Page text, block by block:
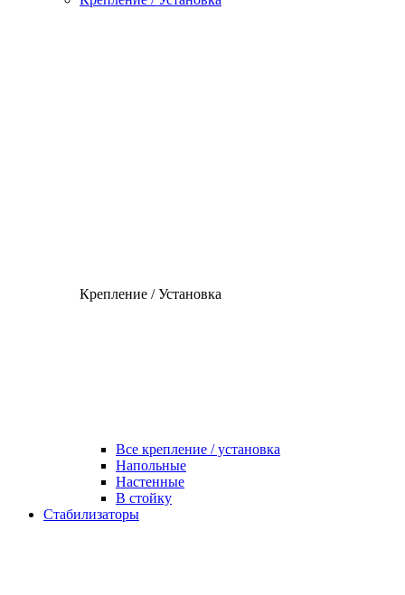
Крепление / Установка
Все крепление / установка
Напольные
Настенные
В стойку
Стабилизаторы